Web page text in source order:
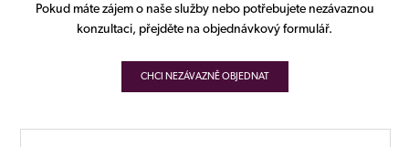
Pokud máte zájem o naše služby nebo potřebujete nezávaznou
konzultaci, přejděte na objednávkový formulář.
CHCI NEZÁVAZNĚ OBJEDNAT